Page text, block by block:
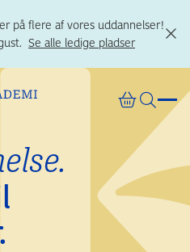
på flere af vores uddannelser!
Se alle ledige pladser